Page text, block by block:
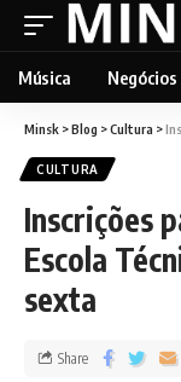
Música Negócios
Minsk >Blog >Cultura >
CULTURA
Inscrições
Escola
sexta
Share